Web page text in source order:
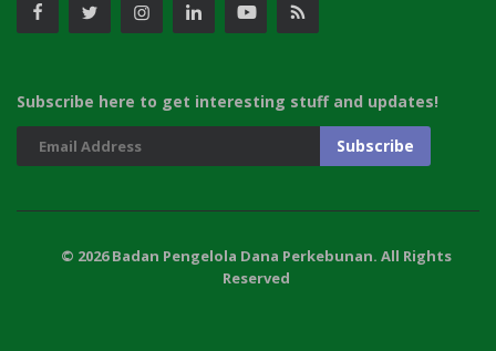
Subscribe here to get interesting stuff and updates!
© 2026 Badan Pengelola Dana Perkebunan. All Rights
Reserved